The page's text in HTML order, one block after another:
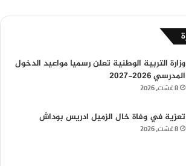
وزارة التربية الوطنية تعلن رسميا مواعيد الدخول
المدرسي 2026-2027
8 غشت، 2026
تعزية في وفاة خال الزميل ادريس بوداش
8 غشت، 2026